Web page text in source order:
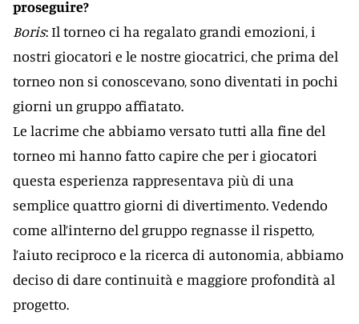
proseguire?
Boris: Il torneo ci ha regalato grandi emozioni, i
nostri giocatori e le nostre giocatrici, che prima del
torneo non si conoscevano, sono diventati in pochi
giorni un gruppo affiatato.
Le lacrime che abbiamo versato tutti alla fine del
torneo mi hanno fatto capire che per i giocatori
questa esperienza rappresentava più di una
semplice quattro giorni di divertimento. Vedendo
come all’interno del gruppo regnasse il rispetto,
l’aiuto reciproco e la ricerca di autonomia, abbiamo
deciso di dare continuità e maggiore profondità al
progetto.